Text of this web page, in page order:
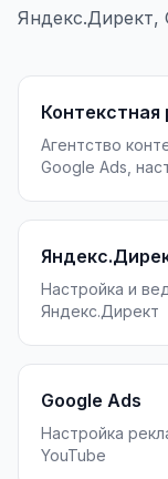
Сайт на Tilda
Сайт на
Сайт на ModX
Сайт на
Сайт на Laravel
+ ещё 19 услуг
Google Ads
Яндекс.Директ,
Контекстная
Агентство
Google Ads,
Настройка и
Яндекс.Директ
Google Ads
Настройка
YouTube